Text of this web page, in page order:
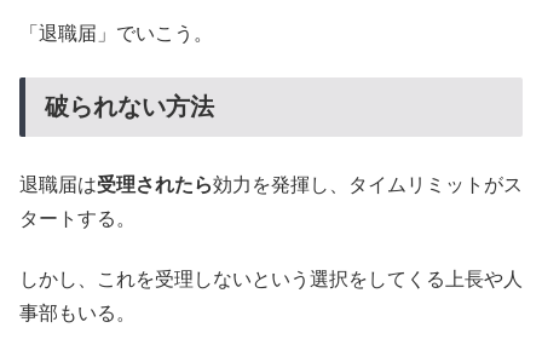
「退職届」でいこう。
破られない方法
退職届は受理されたら効力を発揮し、タイムリミットがス
タートする。
しかし、これを受理しないという選択をしてくる上長や人
事部もいる。